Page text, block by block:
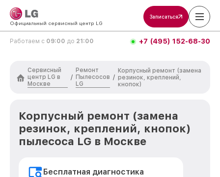
Официальный сервисный центр LG
Записаться
Работаем с 09:00 до 21:00 +7 (495) 152-68-30
Сервисный
центр LG в
Москве
/
Ремонт
Пылесосов
LG
/
Корпусный ремонт (замена
резинок, креплений,
кнопок)
Корпусный ремонт (замена
резинок, креплений, кнопок)
пылесоса LG в Москве
Бесплатная диагностика